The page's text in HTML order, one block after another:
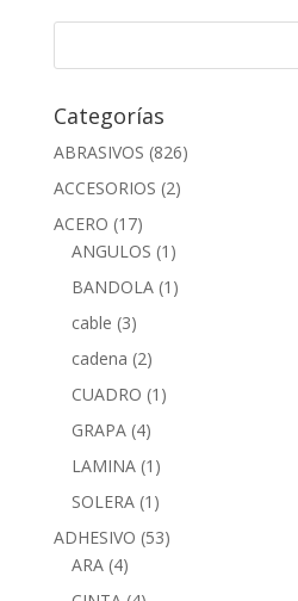
Categorías
ABRASIVOS (826)
ACCESORIOS (2)
ACERO (17)
ANGULOS (1)
BANDOLA (1)
cable (3)
cadena (2)
CUADRO (1)
GRAPA (4)
LAMINA (1)
SOLERA (1)
ADHESIVO (53)
ARA (4)